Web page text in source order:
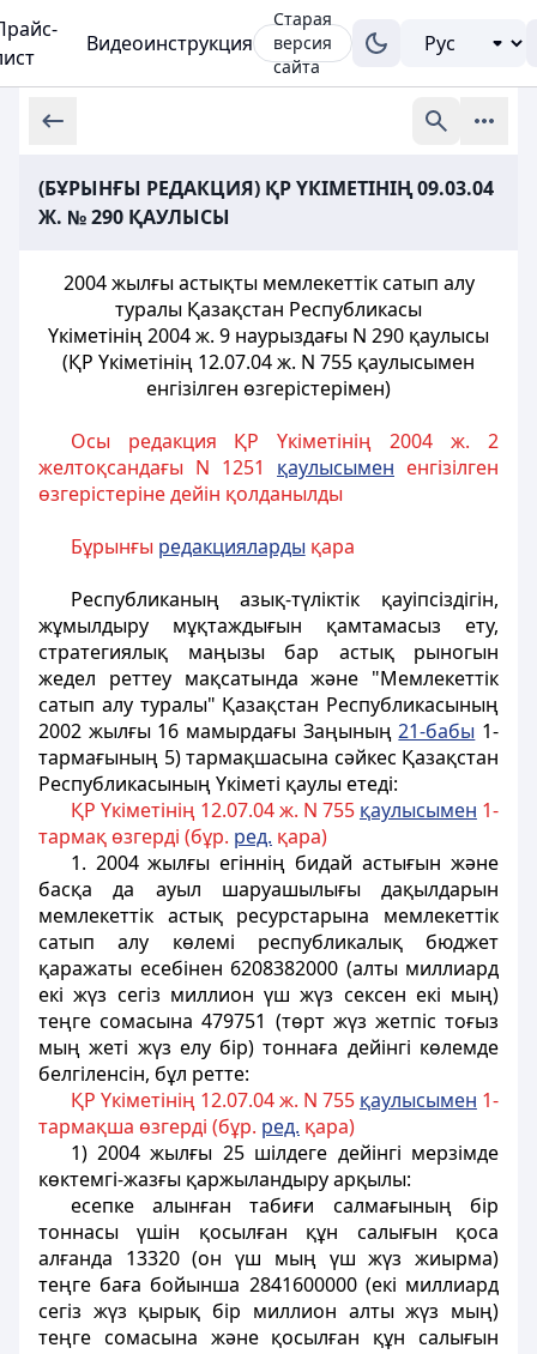
Видеоинструкция
Старая
версия
сайта
(БҰРЫНҒЫ РЕДАКЦИЯ) ҚР ҮКІМЕТІНІҢ 09.03.04
Ж. № 290 ҚАУЛЫСЫ
2004 жылғы астықты мемлекеттiк сатып алу
туралы Қазақстан Республикасы
Үкіметінің 2004 ж. 9 наурыздағы N 290 қаулысы
(ҚР Үкіметінің 12.07.04 ж. N 755 қаулысымен
енгізілген өзгерістерімен)
Осы редакция ҚР Үкіметінің 2004 ж. 2
желтоқсандағы N 1251 қаулысымен енгізілген
өзгерістеріне дейін қолданылды
Бұрынғы редакцияларды қара
Республиканың азық-түлiктiк қауiпсiздiгiн,
жұмылдыру мұқтаждығын қамтамасыз ету,
стратегиялық маңызы бар астық рыногын
жедел реттеу мақсатында және "Мемлекеттiк
сатып алу туралы" Қазақстан Республикасының
2002 жылғы 16 мамырдағы Заңының21-бабы 1-
тармағының 5) тармақшасына сәйкес Қазақстан
Республикасының Yкiметi қаулы етеді:
ҚР Үкіметінің 12.07.04 ж. N 755 қаулысымен 1-
тармақ өзгерді (бұр. ред. қара)
1. 2004 жылғы егiннiң бидай астығын және
басқа да ауыл шаруашылығы дақылдарын
мемлекеттiк астық ресурстарына мемлекеттiк
сатып алу көлемi республикалық бюджет
қаражаты есебiнен 6208382000 (алты миллиард
екi жүз сегiз миллион үш жүз сексен екi мың)
теңге сомасына 479751 (төрт жүз жетпiс тоғыз
мың жетi жүз елу бip) тоннаға дейiнгi көлемде
белгiленсiн, бұл ретте:
ҚР Үкіметінің 12.07.04 ж. N 755 қаулысымен 1-
тармақша өзгерді (бұр. ред. қара)
1) 2004 жылғы 25 шiлдеге дейiнгi мерзiмде
көктемгi-жазғы қаржыландыру арқылы:
есепке алынған табиғи салмағының бiр
тоннасы үшiн қосылған құн салығын қоса
алғанда 13320 (он үш мың үш жүз жиырма)
теңге баға бойынша 2841600000 (екi миллиард
сегiз жүз қырық бiр миллион алты жүз мың)
теңге сомасына және қосылған құн салығын